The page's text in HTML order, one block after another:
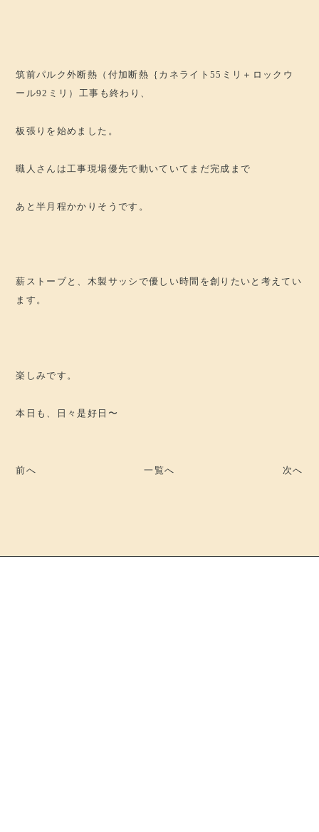
筑前パルク外断熱（付加断熱｛カネライト55ミリ＋ロックウ
ール92ミリ）工事も終わり、
板張りを始めました。
職人さんは工事現場優先で動いていてまだ完成まで
あと半月程かかりそうです。
薪ストーブと、木製サッシで優しい時間を創りたいと考えてい
ます。
楽しみです。
本日も、日々是好日〜
前へ 一覧へ 次へ